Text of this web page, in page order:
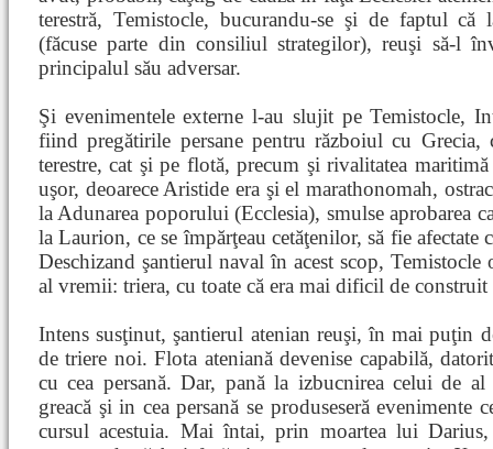
terestră, Temistocle, bucurandu-se şi de faptul că
(făcuse parte din consiliul strategilor), reuşi să-l
principalul său adversar.
Şi evenimentele externe l-au slujit pe Temistocle,
fiind pregătirile persane pentru războiul cu Grecia,
terestre, cat şi pe flotă, precum şi rivalitatea
uşor, deoarece Aristide era şi el marathonomah,
la Adunarea poporului (Ecclesia), smulse aprobarea
la Laurion, ce se împărţeau cetăţenilor, să fie
Deschizand şantierul naval în acest scop,
al vremii: triera, cu toate că era mai dificil de construit
Intens susţinut, şantierul atenian reuşi, în mai puţin
de triere noi. Flota ateniană devenise capabilă,
cu cea persană. Dar, pană la izbucnirea celui de
greacă şi in cea persană se produseseră evenimente
cursul acestuia. Mai întai, prin moartea lui